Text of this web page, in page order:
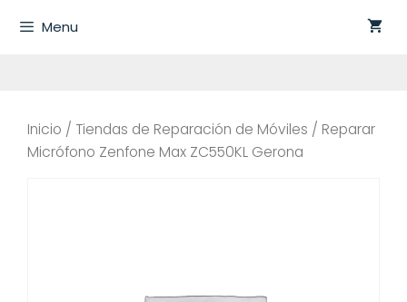
Menu
Inicio / Tiendas de Reparación de Móviles / Reparar
Micrófono Zenfone Max ZC550KL Gerona